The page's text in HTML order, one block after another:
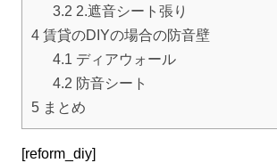
3.2 2.遮音シート張り
4 賃貸のDIYの場合の防音壁
4.1 ディアウォール
4.2 防音シート
5 まとめ
[reform_diy]